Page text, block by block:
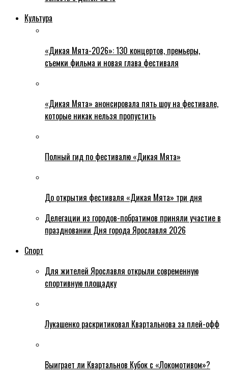
Культура
«Дикая Мята-2026»: 130 концертов, премьеры,
съемки фильма и новая глава фестиваля
«Дикая Мята» анонсировала пять шоу на фестивале,
которые никак нельзя пропустить
Полный гид по фестивалю «Дикая Мята»
До открытия фестиваля «Дикая Мята» три дня
Делегации из городов-побратимов приняли участие в
праздновании Дня города Ярославля 2026
Спорт
Для жителей Ярославля открыли современную
спортивную площадку
Лукашенко раскритиковал Квартальнова за плей-офф
Выиграет ли Квартальнов Кубок с «Локомотивом»?